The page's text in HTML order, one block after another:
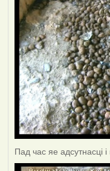
Пад час яе адсутнасці